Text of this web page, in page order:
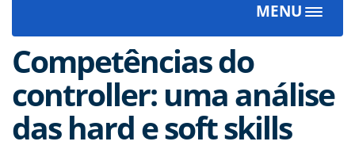
MENU
Toggle
Competências do
controller: uma análise
das hard e soft skills